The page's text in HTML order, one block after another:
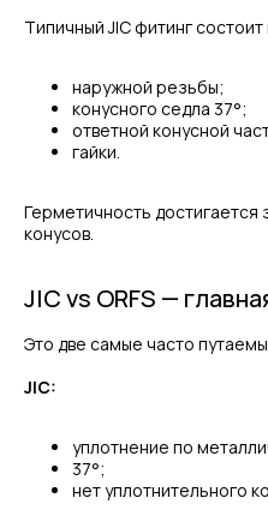
Типичный JIC фитинг состоит
наружной резьбы;
конусного седла 37°;
ответной конусной
гайки.
Герметичность достигается
конусов.
JIC vs ORFS —
Это две самые часто
JIC:
уплотнение по
37°;
нет уплотнительного